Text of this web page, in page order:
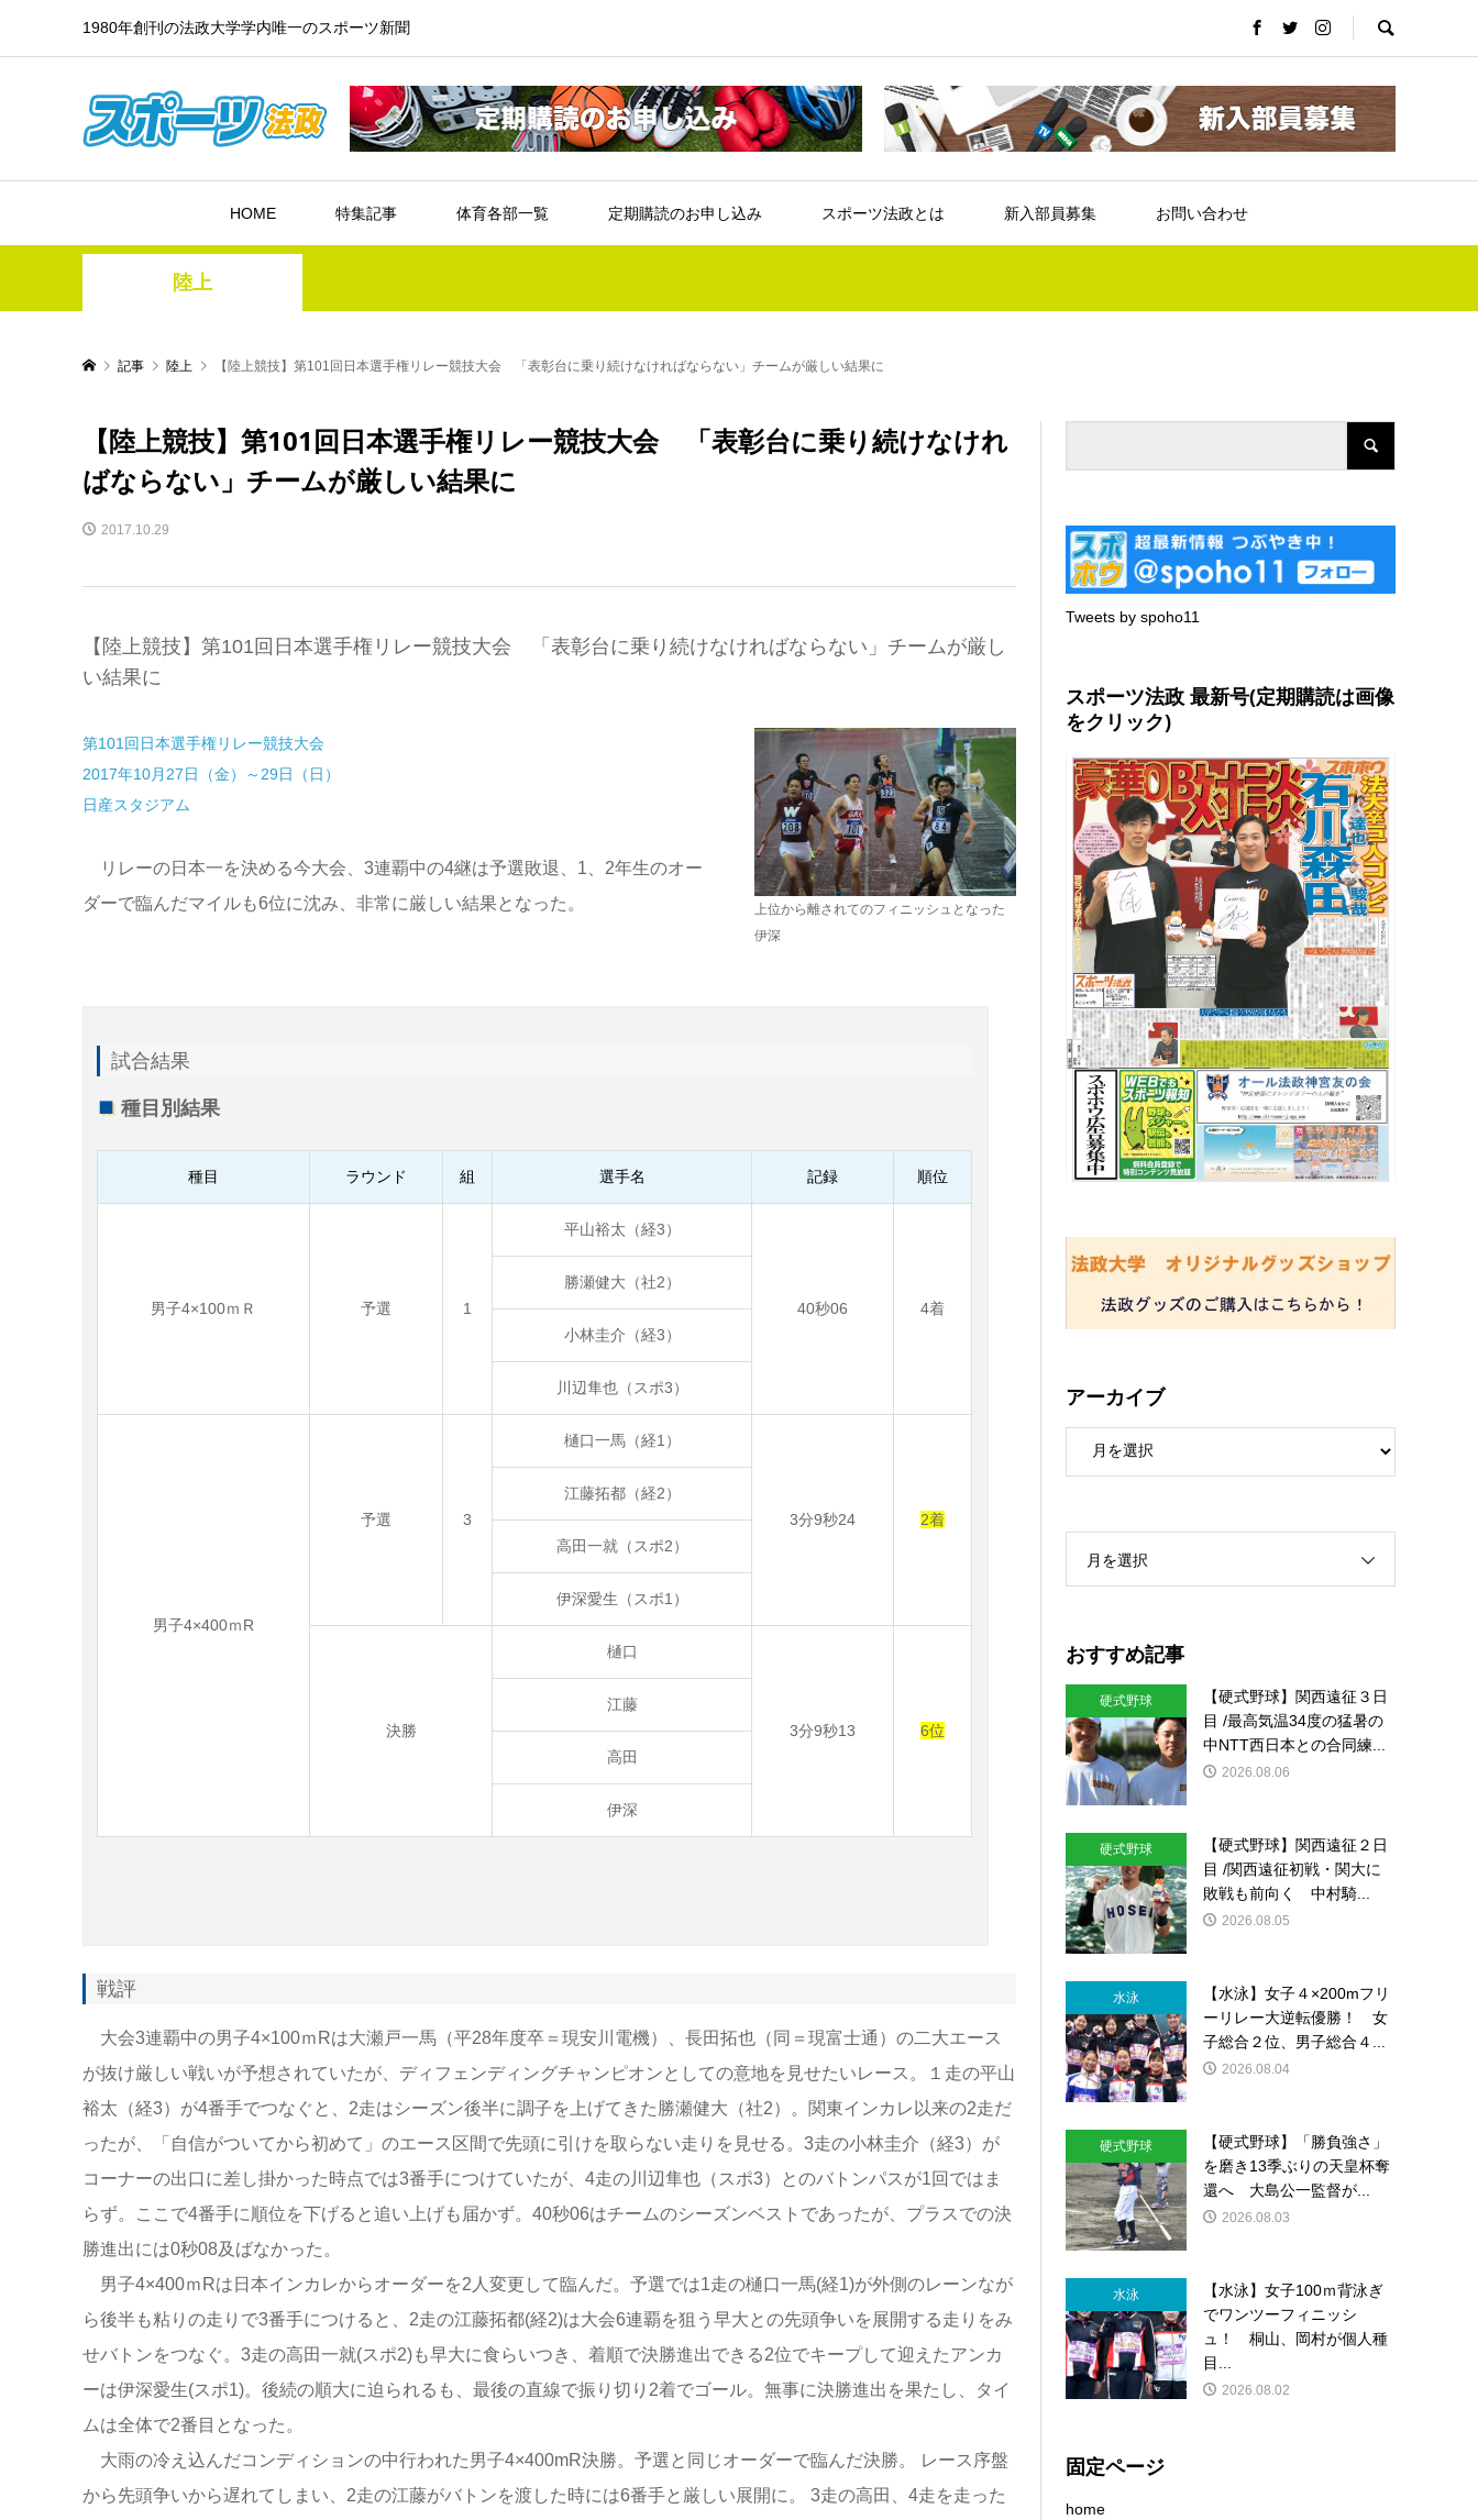
1980年創刊の法政大学学内唯一のスポーツ新聞
HOME 特集記事 体育各部一覧 定期購読のお申し込み スポーツ法政とは 新入部員募集 お問い合わせ
陸上
記事 陸上 【陸上競技】第101回日本選手権リレー競技大会 「表彰台に乗り続けなければならない」チームが厳しい結果に
【陸上競技】第101回日本選手権リレー競技大会 「表彰台に乗り続けなけれ
ばならない」チームが厳しい結果に
2017.10.29
【陸上競技】第101回日本選手権リレー競技大会 「表彰台に乗り続けなければならない」チームが厳し
い結果に
第101回日本選手権リレー競技大会
2017年10月27日（金）～29日（日）
日産スタジアム
リレーの日本一を決める今大会、3連覇中の4継は予選敗退、1、2年生のオー
ダーで臨んだマイルも6位に沈み、非常に厳しい結果となった。
上位から離されてのフィニッシュとなった
伊深
試合結果
種目別結果
種目 ラウンド 組 選手名 記録 順位
男子4×100ｍＲ 予選 1
平山裕太（経3）
40秒06 4着
勝瀬健大（社2）
小林圭介（経3）
川辺隼也（スポ3）
男子4×400ｍR
予選 3
樋口一馬（経1）
3分9秒24 2着
江藤拓都（経2）
高田一就（スポ2）
伊深愛生（スポ1）
決勝
樋口
3分9秒13 6位
江藤
高田
伊深
戦評
大会3連覇中の男子4×100ｍRは大瀬戸一馬（平28年度卒＝現安川電機）、長田拓也（同＝現富士通）の二大エース
が抜け厳しい戦いが予想されていたが、ディフェンディングチャンピオンとしての意地を見せたいレース。１走の平山
裕太（経3）が4番手でつなぐと、2走はシーズン後半に調子を上げてきた勝瀬健大（社2）。関東インカレ以来の2走だ
ったが、「自信がついてから初めて」のエース区間で先頭に引けを取らない走りを見せる。3走の小林圭介（経3）が
コーナーの出口に差し掛かった時点では3番手につけていたが、4走の川辺隼也（スポ3）とのバトンパスが1回ではま
らず。ここで4番手に順位を下げると追い上げも届かず。40秒06はチームのシーズンベストであったが、プラスでの決
勝進出には0秒08及ばなかった。
男子4×400ｍRは日本インカレからオーダーを2人変更して臨んだ。予選では1走の樋口一馬(経1)が外側のレーンなが
ら後半も粘りの走りで3番手につけると、2走の江藤拓都(経2)は大会6連覇を狙う早大との先頭争いを展開する走りをみ
せバトンをつなぐ。3走の高田一就(スポ2)も早大に食らいつき、着順で決勝進出できる2位でキープして迎えたアンカ
ーは伊深愛生(スポ1)。後続の順大に迫られるも、最後の直線で振り切り2着でゴール。無事に決勝進出を果たし、タイ
ムは全体で2番目となった。
大雨の冷え込んだコンディションの中行われた男子4×400mR決勝。予選と同じオーダーで臨んだ決勝。 レース序盤
から先頭争いから遅れてしまい、2走の江藤がバトンを渡した時には6番手と厳しい展開に。 3走の高田、4走を走った
Tweets by spoho11
スポーツ法政 最新号(定期購読は画像
をクリック)
アーカイブ
月を選択
おすすめ記事
硬式野球
【硬式野球】関西遠征３日
目 /最高気温34度の猛暑の
中NTT西日本との合同練...
2026.08.06
硬式野球
【硬式野球】関西遠征２日
目 /関西遠征初戦・関大に
敗戦も前向く 中村騎...
2026.08.05
水泳
【水泳】女子４×200mフリ
ーリレー大逆転優勝！ 女
子総合２位、男子総合４...
2026.08.04
硬式野球
【硬式野球】「勝負強さ」
を磨き13季ぶりの天皇杯奪
還へ 大島公一監督が...
2026.08.03
水泳
【水泳】女子100ｍ背泳ぎ
でワンツーフィニッシ
ュ！ 桐山、岡村が個人種
目...
2026.08.02
固定ページ
home